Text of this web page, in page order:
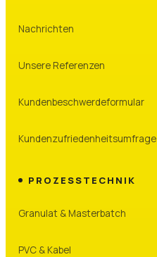
Nachrichten
Unsere Referenzen
Kundenbeschwerdeformular
Kundenzufriedenheitsumfrage
PROZESSTECHNIK
Granulat & Masterbatch
PVC & Kabel